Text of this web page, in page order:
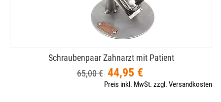
Schraubenpaar Zahnarzt mit Patient
65,00 € 44,95 €
Preis inkl. MwSt. zzgl. Versandkosten